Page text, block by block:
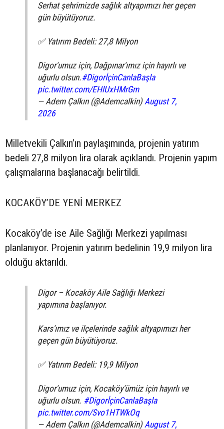
Serhat şehrimizde sağlık altyapımızı her geçen
gün büyütüyoruz.
✅ Yatırım Bedeli: 27,8 Milyon
Digor'umuz için, Dağpınar'ımız için hayırlı ve
uğurlu olsun.#DigorİçinCanlaBaşla
pic.twitter.com/EHlUxHMrGm
— Adem Çalkın (@Ademcalkin)August 7,
2026
Milletvekili Çalkın’ın paylaşımında, projenin yatırım
bedeli 27,8 milyon lira olarak açıklandı. Projenin yapım
çalışmalarına başlanacağı belirtildi.
KOCAKÖY’DE YENİ MERKEZ
Kocaköy’de ise Aile Sağlığı Merkezi yapılması
planlanıyor. Projenin yatırım bedelinin 19,9 milyon lira
olduğu aktarıldı.
Digor – Kocaköy Aile Sağlığı Merkezi
yapımına başlanıyor.
Kars'ımız ve ilçelerinde sağlık altyapımızı her
geçen gün büyütüyoruz.
✅ Yatırım Bedeli: 19,9 Milyon
Digor'umuz için, Kocaköy'ümüz için hayırlı ve
uğurlu olsun. #DigorİçinCanlaBaşla
pic.twitter.com/Svo1HTWkOq
— Adem Çalkın (@Ademcalkin)August 7,